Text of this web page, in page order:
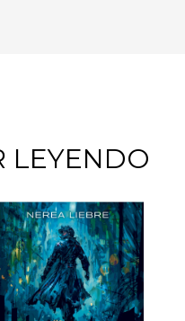
LEYENDO